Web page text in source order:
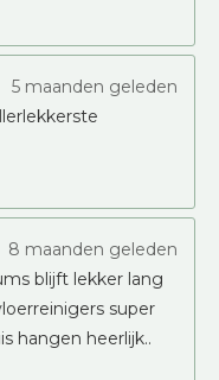
5 maanden geleden
8 maanden geleden
blijft lekker lang
super
hangen heerlijk..